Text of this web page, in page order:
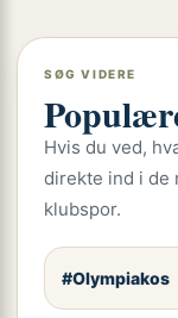
SØG VIDERE
Hvis du ved,
direkte ind i de
klubspor.
#Olympiakos